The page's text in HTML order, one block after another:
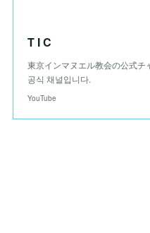
T I C
東京インマヌエル教会の公式チ
공식 채널입니다.
YouTube